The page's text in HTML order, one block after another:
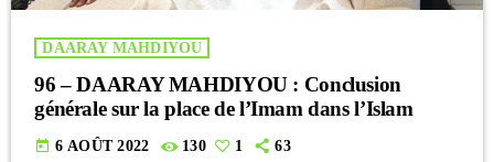
DAARAY MAHDIYOU
96 – DAARAY MAHDIYOU : Conclusion
générale sur la place de l’Imam dans l’Islam
today 6 AOÛT 2022 130 1 63